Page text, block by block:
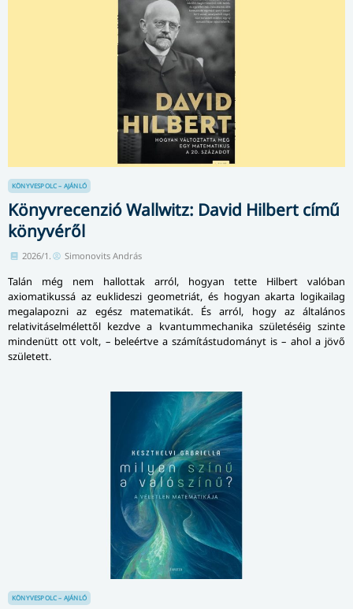
KÖNYVESPOLC – AJÁNLÓ
Könyvrecenzió Wallwitz: David Hilbert című
könyvéről
2026/1. Simonovits András
Talán még nem hallottak arról, hogyan tette Hilbert valóban
axiomatikussá az euklideszi geometriát, és hogyan akarta logikailag
megalapozni az egész matematikát. És arról, hogy az általános
relativitáselmélettől kezdve a kvantummechanika születéséig szinte
mindenütt ott volt, – beleértve a számítástudományt is – ahol a jövő
született.
KÖNYVESPOLC – AJÁNLÓ